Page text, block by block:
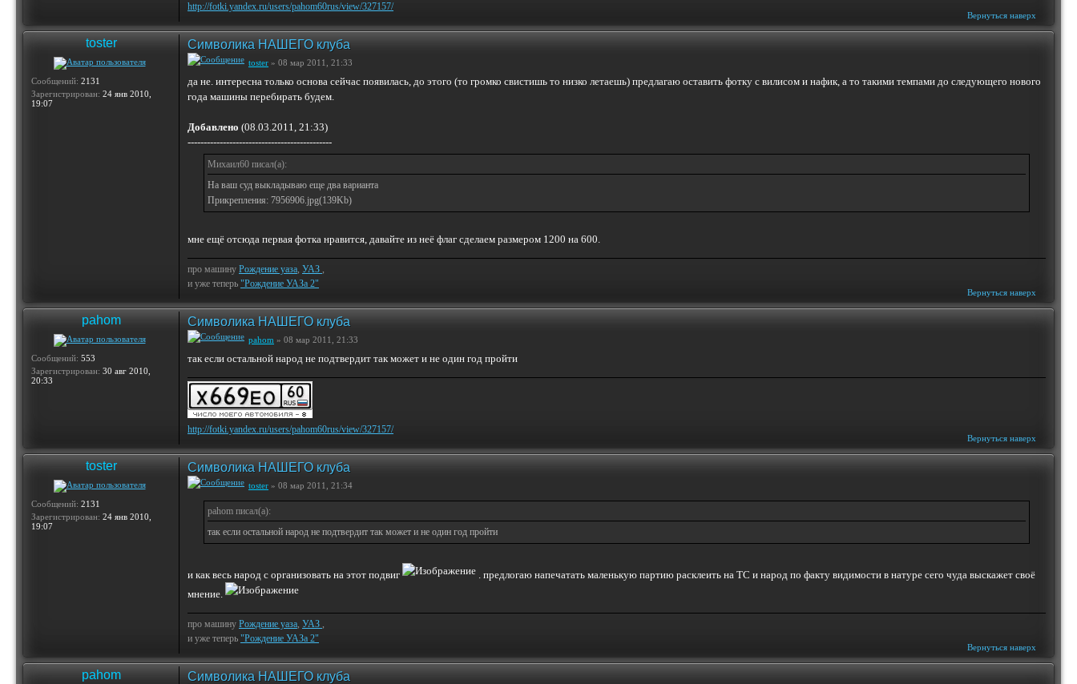
http://fotki.yandex.ru/users/pahom60rus/view/327157/
Вернуться наверх
toster
Сообщений: 2131
Зарегистрирован: 24 янв 2010,
19:07
Символика НАШЕГО клуба
toster » 08 мар 2011, 21:33
да не. интересна только основа сейчас появилась, до этого (то громко свистишь то низко летаешь) предлагаю оставить фотку с вилисом и нафик, а то такими темпами до следующего нового
года машины перебирать будем.
Добавлено (08.03.2011, 21:33)
---------------------------------------------
Михаил60 писал(а):
На ваш суд выкладываю еще два варианта
Прикрепления: 7956906.jpg(139Kb)
мне ещё отсюда первая фотка нравится, давайте из неё флаг сделаем размером 1200 на 600.
про машину Рождение уаза, УАЗ ,
и уже теперь "Рождение УАЗа 2"
Вернуться наверх
pahom
Сообщений: 553
Зарегистрирован: 30 авг 2010,
20:33
Символика НАШЕГО клуба
pahom » 08 мар 2011, 21:33
так если остальной народ не подтвердит так может и не один год пройти
http://fotki.yandex.ru/users/pahom60rus/view/327157/
Вернуться наверх
toster
Сообщений: 2131
Зарегистрирован: 24 янв 2010,
19:07
Символика НАШЕГО клуба
toster » 08 мар 2011, 21:34
pahom писал(а):
так если остальной народ не подтвердит так может и не один год пройти
и как весь народ с организовать на этот подвиг
. предлогаю напечатать маленькую партию расклеить на ТС и народ по факту видимости в натуре сего чуда выскажет своё
мнение.
про машину Рождение уаза, УАЗ ,
и уже теперь "Рождение УАЗа 2"
Вернуться наверх
pahom Символика НАШЕГО клуба